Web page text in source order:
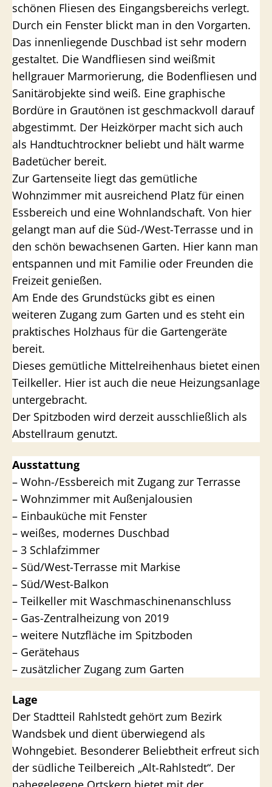
schönen Fliesen des Eingangsbereichs verlegt.
Durch ein Fenster blickt man in den Vorgarten.
Das innenliegende Duschbad ist sehr modern
gestaltet. Die Wandfliesen sind weißmit
hellgrauer Marmorierung, die Bodenfliesen und
Sanitärobjekte sind weiß. Eine graphische
Bordüre in Grautönen ist geschmackvoll darauf
abgestimmt. Der Heizkörper macht sich auch
als Handtuchtrockner beliebt und hält warme
Badetücher bereit.
Zur Gartenseite liegt das gemütliche
Wohnzimmer mit ausreichend Platz für einen
Essbereich und eine Wohnlandschaft. Von hier
gelangt man auf die Süd-/West-Terrasse und in
den schön bewachsenen Garten. Hier kann man
entspannen und mit Familie oder Freunden die
Freizeit genießen.
Am Ende des Grundstücks gibt es einen
weiteren Zugang zum Garten und es steht ein
praktisches Holzhaus für die Gartengeräte
bereit.
Dieses gemütliche Mittelreihenhaus bietet einen
Teilkeller. Hier ist auch die neue Heizungsanlage
untergebracht.
Der Spitzboden wird derzeit ausschließlich als
Abstellraum genutzt.
Ausstattung
– Wohn-/Essbereich mit Zugang zur Terrasse
– Wohnzimmer mit Außenjalousien
– Einbauküche mit Fenster
– weißes, modernes Duschbad
– 3 Schlafzimmer
– Süd/West-Terrasse mit Markise
– Süd/West-Balkon
– Teilkeller mit Waschmaschinenanschluss
– Gas-Zentralheizung von 2019
– weitere Nutzfläche im Spitzboden
– Gerätehaus
– zusätzlicher Zugang zum Garten
Lage
Der Stadtteil Rahlstedt gehört zum Bezirk
Wandsbek und dient überwiegend als
Wohngebiet. Besonderer Beliebtheit erfreut sich
der südliche Teilbereich „Alt-Rahlstedt“. Der